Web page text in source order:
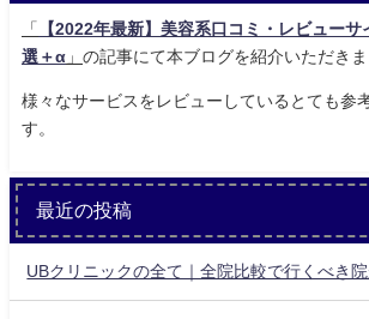
「
【2022年最新】美容系口コミ・レビュー
選＋α 」 の記事にて本ブログを紹介いただきま
様々なサービスをレビューしているとても参
す。
最近の投稿
UBクリニックの全て｜全院比較で行くべき